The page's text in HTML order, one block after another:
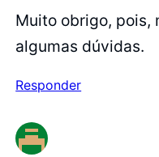
Muito obrigo, pois,
algumas dúvidas.
Responder